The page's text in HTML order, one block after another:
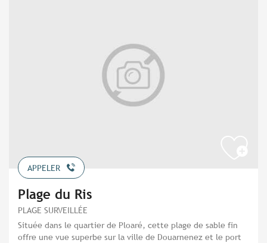
APPELER
Plage du Ris
PLAGE SURVEILLÉE
Située dans le quartier de Ploaré, cette plage de sable fin
offre une vue superbe sur la ville de Douarnenez et le port